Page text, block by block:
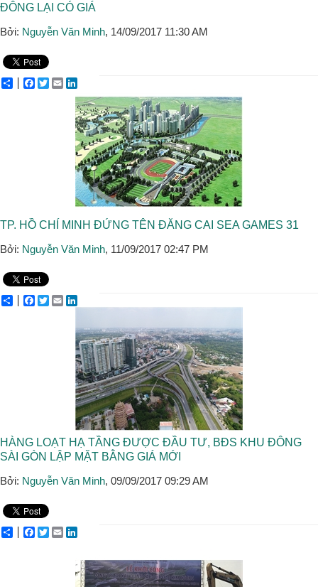
ĐÔNG LẠI CÓ GIÁ
Bởi: Nguyễn Văn Minh, 14/09/2017 11:30 AM
ShareFacebook
Twitter
Email
TP. HỒ CHÍ MINH ĐỨNG TÊN ĐĂNG CAI SEA GAMES 31
Bởi: Nguyễn Văn Minh, 11/09/2017 02:47 PM
ShareFacebook
Twitter
Email
HÀNG LOẠT HẠ TẦNG ĐƯỢC ĐẦU TƯ, BĐS KHU ĐÔNG
SÀI GÒN LẬP MẶT BẰNG GIÁ MỚI
Bởi: Nguyễn Văn Minh, 09/09/2017 09:29 AM
ShareFacebook
Twitter
Email